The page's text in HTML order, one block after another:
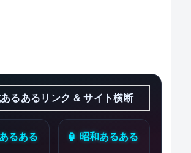
あるあるリンク & サイト横断
るある 🏮 昭和あるある